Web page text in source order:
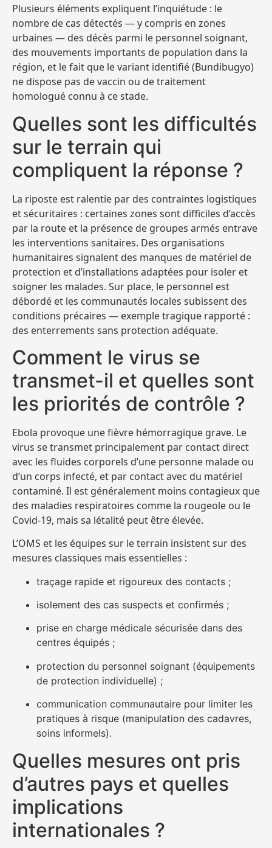
Plusieurs éléments expliquent l’inquiétude : le
nombre de cas détectés — y compris en zones
urbaines — des décès parmi le personnel soignant,
des mouvements importants de population dans la
région, et le fait que le variant identifié (Bundibugyo)
ne dispose pas de vaccin ou de traitement
homologué connu à ce stade.
Quelles sont les difficultés
sur le terrain qui
compliquent la réponse ?
La riposte est ralentie par des contraintes logistiques
et sécuritaires : certaines zones sont difficiles d’accès
par la route et la présence de groupes armés entrave
les interventions sanitaires. Des organisations
humanitaires signalent des manques de matériel de
protection et d’installations adaptées pour isoler et
soigner les malades. Sur place, le personnel est
débordé et les communautés locales subissent des
conditions précaires — exemple tragique rapporté :
des enterrements sans protection adéquate.
Comment le virus se
transmet-il et quelles sont
les priorités de contrôle ?
Ebola provoque une fièvre hémorragique grave. Le
virus se transmet principalement par contact direct
avec les fluides corporels d’une personne malade ou
d’un corps infecté, et par contact avec du matériel
contaminé. Il est généralement moins contagieux que
des maladies respiratoires comme la rougeole ou le
Covid-19, mais sa létalité peut être élevée.
L’OMS et les équipes sur le terrain insistent sur des
mesures classiques mais essentielles :
traçage rapide et rigoureux des contacts ;
isolement des cas suspects et confirmés ;
prise en charge médicale sécurisée dans des
centres équipés ;
protection du personnel soignant (équipements
de protection individuelle) ;
communication communautaire pour limiter les
pratiques à risque (manipulation des cadavres,
soins informels).
Quelles mesures ont pris
d’autres pays et quelles
implications
internationales ?